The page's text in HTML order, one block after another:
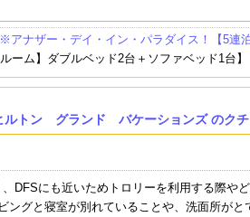
ナザー・デイ・イン・パラダイス！【5連泊
ム】ダブルベッド2台＋ソファベッド1台】
トン グランド バケーションズ のクチ
DFSにも近いためトロリーを利用する際や
ングと寝室が別れていることや、洗面所がと